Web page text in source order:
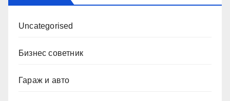
Uncategorised
Бизнес советник
Гараж и авто